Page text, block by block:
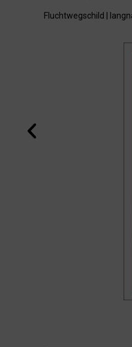
Fluchtwegschild |